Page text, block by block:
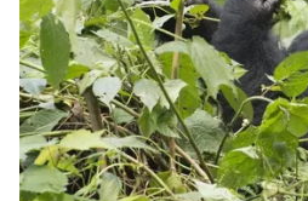
wat uitgebreider in te